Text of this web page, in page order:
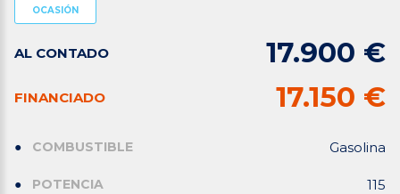
OCASIÓN
AL CONTADO 17.900 €
FINANCIADO 17.150 €
COMBUSTIBLE Gasolina
POTENCIA 115